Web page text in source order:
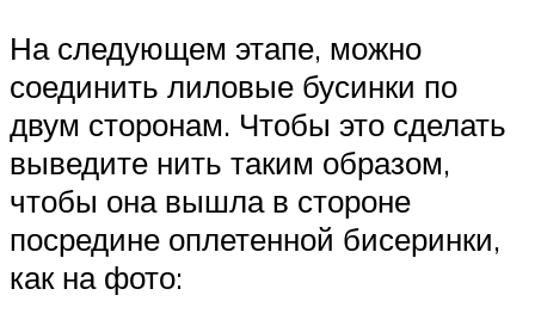
На следующем этапе, можно
соединить лиловые бусинки по
двум сторонам. Чтобы это сделать
выведите нить таким образом,
чтобы она вышла в стороне
посредине оплетенной бисеринки,
как на фото: